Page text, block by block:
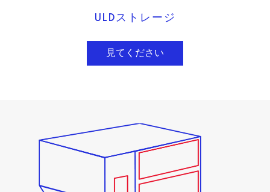
ULDストレージ
見てください